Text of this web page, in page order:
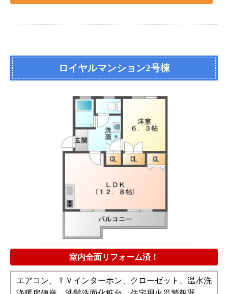
ロイヤルマンション2号棟
室内全面リフォーム済！
エアコン、ＴＶインターホン、クローゼット、温水洗